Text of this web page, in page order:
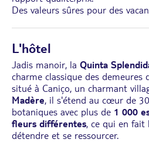
Des valeurs sûres pour des
L'hôtel
Jadis manoir, la Quinta
charme classique des demeures
situé à Caniço, un charmant
Madère, il s'étend au cœur de
botaniques avec plus de 1 000
fleurs différentes, ce qui en fait
détendre et se ressourcer.